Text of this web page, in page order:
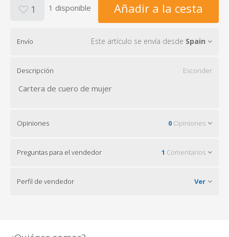
1 1 disponible Añadir a la cesta
Envío Este artículo se envía desde Spain
Descripción Esconder
Cartera de cuero de mujer
Opiniones 0 Opiniones
Preguntas para el vendedor 1 Comentarios
Perfil de vendedor Ver